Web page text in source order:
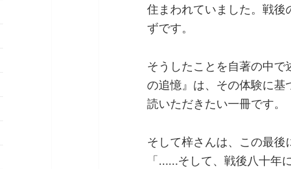
住まわれていました。戦
ずです。
そうしたことを自著の中
の追憶』は、その体験に
読いただきたい一冊です。
そして梓さんは、この最後
「……そして、戦後八十年